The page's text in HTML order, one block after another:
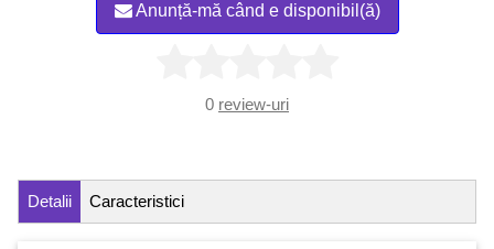
Anunță-mă când e disponibil(ă)
0 review-uri
Detalii Caracteristici